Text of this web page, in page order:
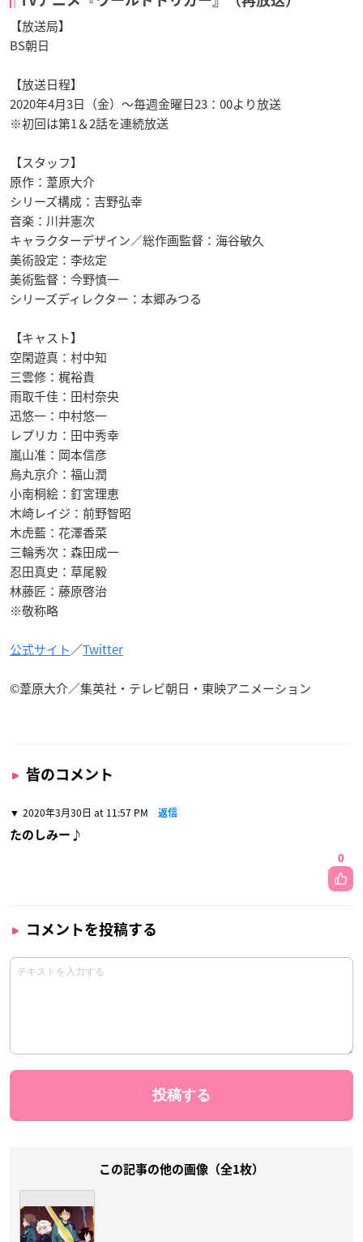
【放送局】
BS朝日
【放送日程】
2020年4月3日（金）〜毎週金曜日23：00より放送
※初回は第1＆2話を連続放送
【スタッフ】
原作：葦原大介
シリーズ構成：吉野弘幸
音楽：川井憲次
キャラクターデザイン／総作画監督：海谷敏久
美術設定：李炫定
美術監督：今野慎一
シリーズディレクター：本郷みつる
【キャスト】
空閑遊真：村中知
三雲修：梶裕貴
雨取千佳：田村奈央
迅悠一：中村悠一
レプリカ：田中秀幸
嵐山准：岡本信彦
烏丸京介：福山潤
小南桐絵：釘宮理恵
木崎レイジ：前野智昭
木虎藍：花澤香菜
三輪秀次：森田成一
忍田真史：草尾毅
林藤匠：藤原啓治
※敬称略
公式サイト／Twitter
©葦原大介／集英社・テレビ朝日・東映アニメーション
皆のコメント
2020年3月30日 at 11:57 PM 返信
たのしみー♪
0
コメントを投稿する
この記事の他の画像（全1枚）